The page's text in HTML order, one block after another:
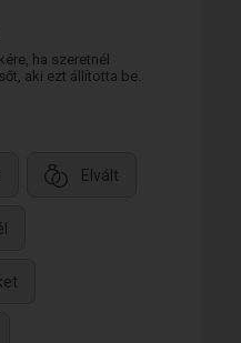
ha szeretnél
aki ezt állította be.
Elvált